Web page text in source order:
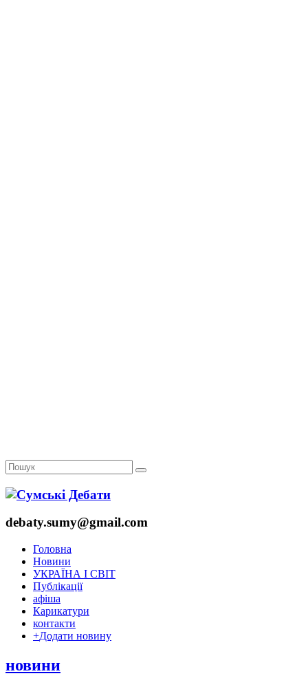
debaty.sumy@gmail.com
Головна
Новини
УКРАЇНА І СВІТ
Публікації
афіша
Карикатури
контакти
+Додати новину
новини